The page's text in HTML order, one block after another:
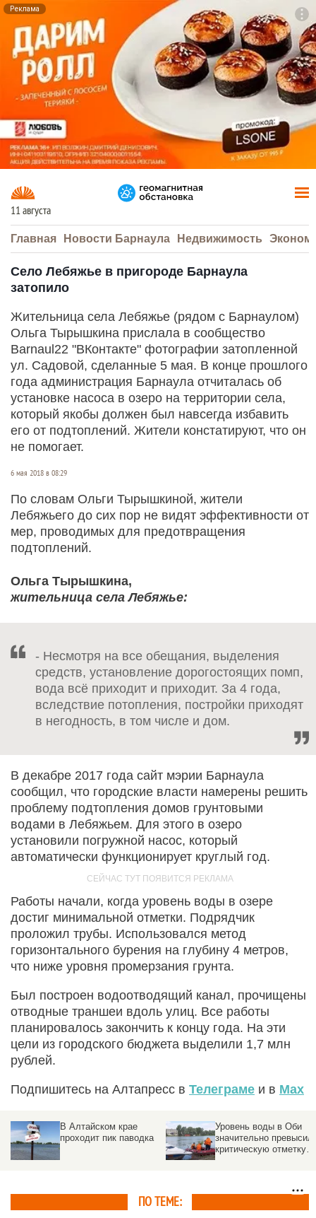
Реклама
11 августа
Главная Новости Барнаула Недвижимость
Село Лебяжье в пригороде Барнаула
затопило
Жительница села Лебяжье (рядом с Барнаулом)
Ольга Тырышкина прислала в сообщество
Barnaul22 "ВКонтакте" фотографии затопленной
ул. Садовой, сделанные 5 мая. В конце прошлого
года администрация Барнаула отчиталась об
установке насоса в озеро на территории села,
который якобы должен был навсегда избавить
его от подтоплений. Жители констатируют, что он
не помогает.
6 мая 2018 в 08:29
По словам Ольги Тырышкиной, жители
Лебяжьего до сих пор не видят эффективности от
мер, проводимых для предотвращения
подтоплений.
Ольга Тырышкина,
жительница села Лебяжье:
- Несмотря на все обещания, выделения
средств, установление дорогостоящих помп,
вода всё приходит и приходит. За 4 года,
вследствие потопления, постройки приходят
в негодность, в том числе и дом.
В декабре 2017 года сайт мэрии Барнаула
сообщил, что городские власти намерены решить
проблему подтопления домов грунтовыми
водами в Лебяжьем. Для этого в озеро
установили погружной насос, который
автоматически функционирует круглый год.
Работы начали, когда уровень воды в озере
достиг минимальной отметки. Подрядчик
проложил трубы. Использовался метод
горизонтального бурения на глубину 4 метров,
что ниже уровня промерзания грунта.
Был построен водоотводящий канал, прочищены
отводные траншеи вдоль улиц. Все работы
планировалось закончить к концу года. На эти
цели из городского бюджета выделили 1,7 млн
рублей.
Подпишитесь на Алтапресс в Телеграме и в Max
Уровень воды в Оби
значительно превысил
Обь у Барнаула
преодолела
критический уровень:
ПО ТЕМЕ: